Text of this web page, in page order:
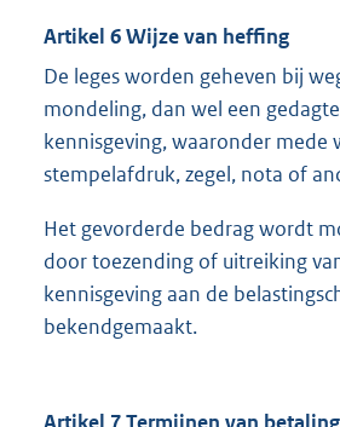
Artikel 6 Wijze van heffing
De leges worden geheven bij
mondeling, dan wel een
kennisgeving, waaronder mede
stempelafdruk, zegel, nota of
Het gevorderde bedrag wordt
door toezending of uitreiking
kennisgeving aan de
bekendgemaakt.